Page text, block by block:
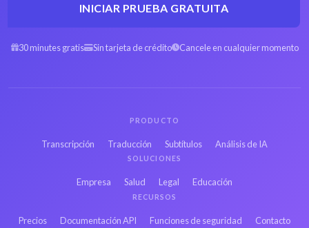
MOOV en Árabe a
MOOV en Español a
MOOV en Ruso a
texto
MOOV en Japonés a
texto
INICIAR PRUEBA GRATUITA
30 minutes gratis Sin tarjeta de crédito Cancele en cualquier momento
PRODUCTO
Transcripción Traducción Subtítulos Análisis de IA
SOLUCIONES
Empresa Salud Legal Educación
RECURSOS
Precios Documentación API Funciones de seguridad Contacto